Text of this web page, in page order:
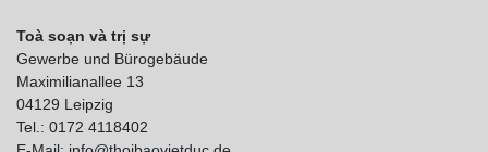
Toà soạn và trị sự
Gewerbe und Bürogebäude
Maximilianallee 13
04129 Leipzig
Tel.: 0172 4118402